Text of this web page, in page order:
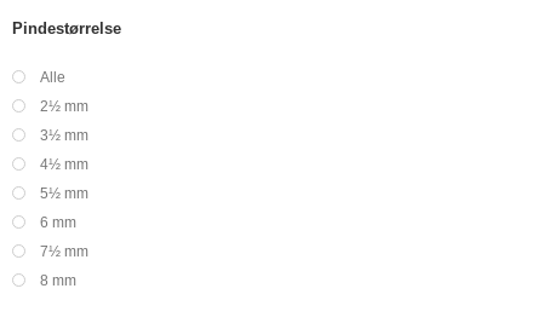
Pindestørrelse
Alle
2½ mm
3½ mm
4½ mm
5½ mm
6 mm
7½ mm
8 mm